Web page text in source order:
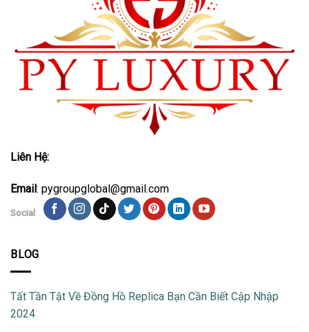
Liên Hệ:
Email: pygroupglobal@gmail.com
Social
BLOG
Tất Tần Tật Về Đồng Hồ Replica Bạn Cần Biết Cập Nhập
2024